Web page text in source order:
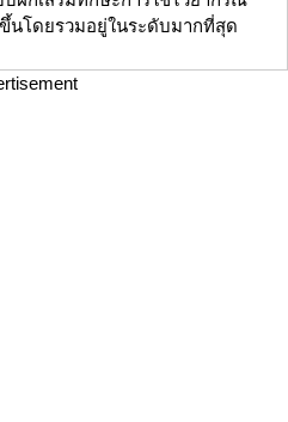
นโดยรวมอยู่ในระดับมากที่สุด